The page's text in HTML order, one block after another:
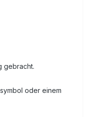
gebracht.
oder einem